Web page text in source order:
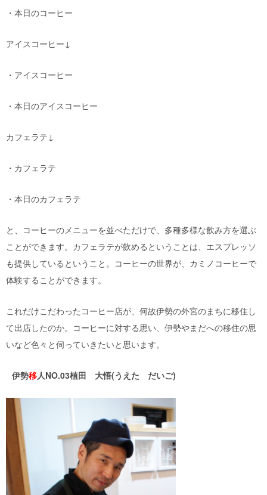
・本日のコーヒー
アイスコーヒー↓
・アイスコーヒー
・本日のアイスコーヒー
カフェラテ↓
・カフェラテ
・本日のカフェラテ
と、コーヒーのメニューを並べただけで、多種多様な飲み方を選ぶ
ことができます。カフェラテが飲めるということは、エスプレッソ
も提供しているということ。コーヒーの世界が、カミノコーヒーで
体験することができます。
これだけこだわったコーヒー店が、何故伊勢の外宮のまちに移住し
て出店したのか。コーヒーに対する思い、伊勢やまだへの移住の思
いなど色々と伺っていきたいと思います。
伊勢移人NO.03植田 大悟(うえた だいご)